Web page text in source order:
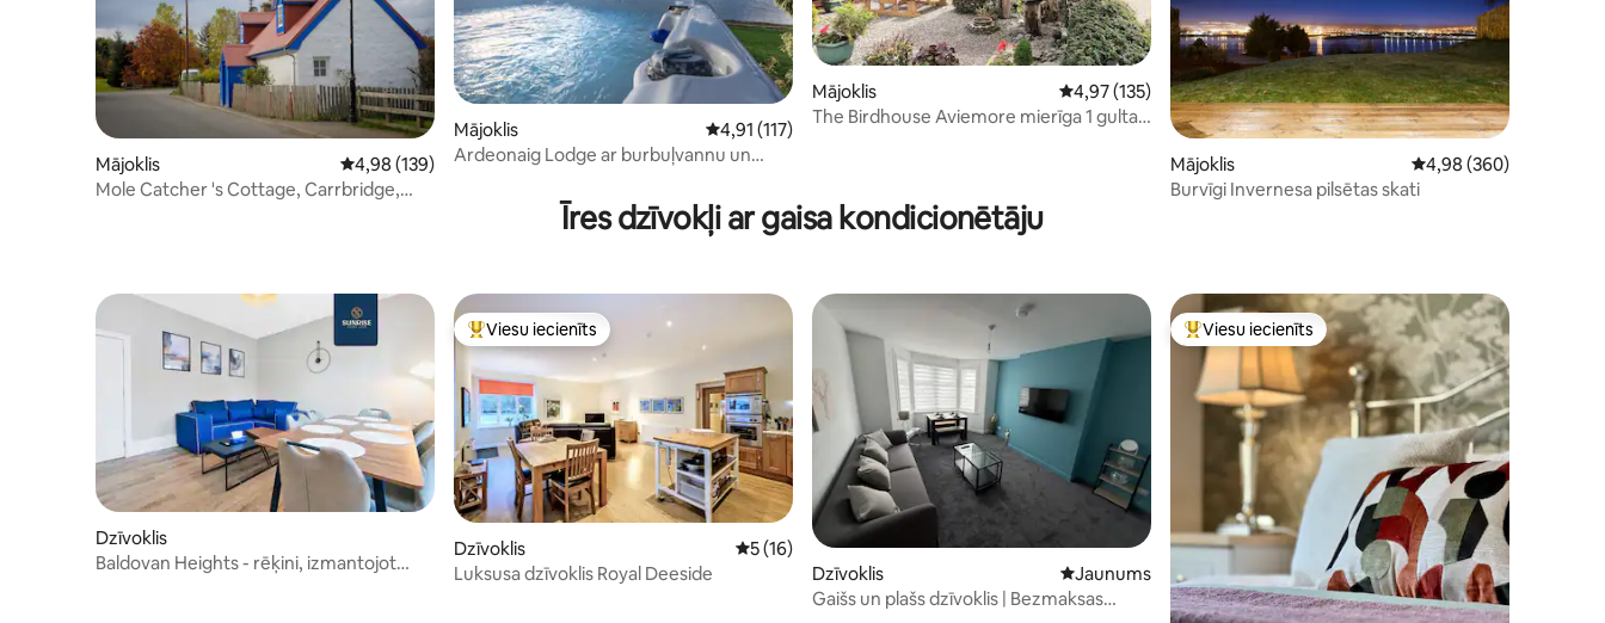
Mājoklis Vidējais vērtējums: 4,98 no 5, atsauksmju skaits: 139
4,98 (139)
Mole Catcher 's Cottage, Carrbridge,
Mājoklis Vidējais vērtējums: 4,91 no 5, atsauksmju skaits: 117
4,91 (117)
Ardeonaig Lodge ar burbuļvannu un
Mājoklis Vidējais vērtējums: 4,97 no 5, atsauksmju skaits: 135
4,97 (135)
The Birdhouse Aviemore mierīga 1 gulta
Mājoklis Vidējais vērtējums:
4,98 (360)
Burvīgi Invernesa pilsētas skati
Īres dzīvokļi ar gaisa kondicionētāju
Dzīvoklis
Baldovan Heights - rēķini, izmantojot
Populārs viesu iecienīts mājoklis
Viesu iecienīts
Dzīvoklis Vidējais vērtējums: 5 no 5, atsauksmju skaits: 16
5 (16)
Luksusa dzīvoklis Royal Deeside
Dzīvoklis Jauns mājoklis
Jaunums
Gaišs un plašs dzīvoklis | Bezmaksas
Populārs viesu iecienīts mājoklis
Viesu iecienīts